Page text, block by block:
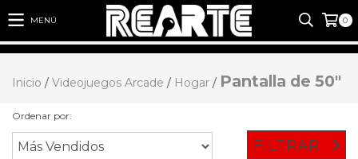
MENÚ 0
Inicio / Videojuegos Arcade / Hogar / Pantalla de 50"
Ordenar por:
FILTRAR